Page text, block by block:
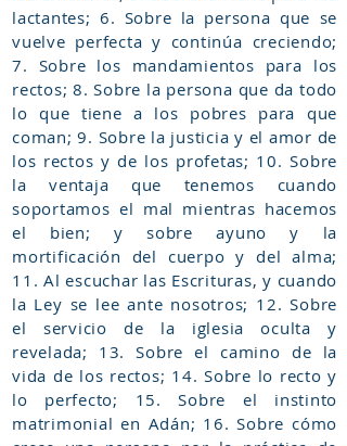
lactantes; 6. Sobre la persona que se
vuelve perfecta y continúa creciendo;
7. Sobre los mandamientos para los
rectos; 8. Sobre la persona que da todo
lo que tiene a los pobres para que
coman; 9. Sobre la justicia y el amor de
los rectos y de los profetas; 10. Sobre
la ventaja que tenemos cuando
soportamos el mal mientras hacemos
el bien; y sobre ayuno y la
mortificación del cuerpo y del alma;
11. Al escuchar las Escrituras, y cuando
la Ley se lee ante nosotros; 12. Sobre
el servicio de la iglesia oculta y
revelada; 13. Sobre el camino de la
vida de los rectos; 14. Sobre lo recto y
lo perfecto; 15. Sobre el instinto
matrimonial en Adán; 16. Sobre cómo